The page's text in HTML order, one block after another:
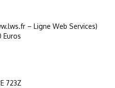
– Ligne Web Services)
Euros
723Z